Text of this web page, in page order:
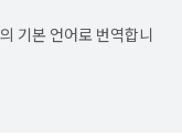
기본 언어로 번역합니